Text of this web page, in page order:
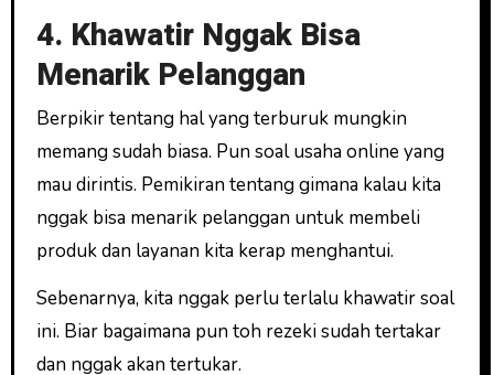
4. Khawatir Nggak Bisa
Menarik Pelanggan
Berpikir tentang hal yang terburuk mungkin
memang sudah biasa. Pun soal usaha online yang
mau dirintis. Pemikiran tentang gimana kalau kita
nggak bisa menarik pelanggan untuk membeli
produk dan layanan kita kerap menghantui.
Sebenarnya, kita nggak perlu terlalu khawatir soal
ini. Biar bagaimana pun toh rezeki sudah tertakar
dan nggak akan tertukar.